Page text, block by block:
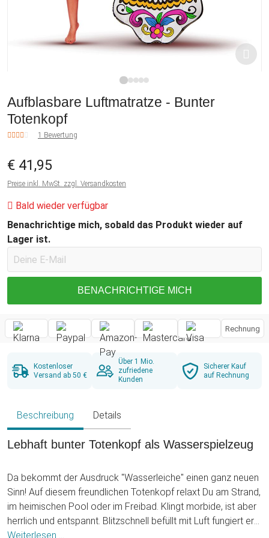
Aufblasbare Luftmatratze - Bunter
Totenkopf
1 Bewertung
€ 41,95
Preise inkl. MwSt. zzgl. Versandkosten
Bald wieder verfügbar
Benachrichtige mich, sobald das Produkt wieder auf
Lager ist.
BENACHRICHTIGE MICH
Rechnung
Kostenloser
Versand ab 50 €
Über 1 Mio.
zufriedene
Kunden
Sicherer Kauf
auf Rechnung
Beschreibung Details
Lebhaft bunter Totenkopf als Wasserspielzeug
Da bekommt der Ausdruck "Wasserleiche" einen ganz neuen
Sinn! Auf diesem freundlichen Totenkopf relaxt Du am Strand,
im heimischen Pool oder im Freibad. Klingt morbide, ist aber
herrlich und entspannt. Blitzschnell befüllt mit Luft fungiert er
als Deine XXL Luftmatratze an heißen Tagen.
Weiterlesen ...